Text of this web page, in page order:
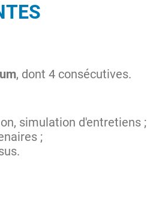
, dont 4 consécutives.
simulation d'entretiens ;
;